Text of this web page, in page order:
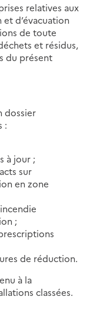
relatives aux
d’évacuation
de toute
et résidus,
du présent
dossier
:
à jour ;
sur
en zone
;
de réduction.
à la
classées.